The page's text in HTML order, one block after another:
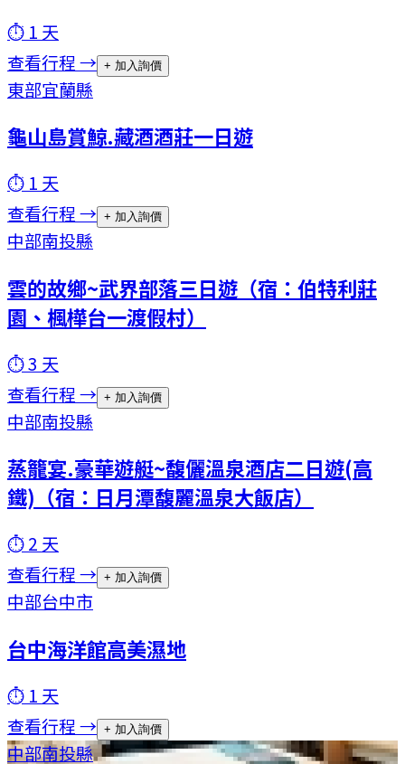
⏱ 1 天
查看行程 → + 加入詢價
東部宜蘭縣
龜山島賞鯨.藏酒酒莊一日遊
⏱ 1 天
查看行程 → + 加入詢價
中部南投縣
雲的故鄉~武界部落三日遊（宿：伯特利莊
園、楓樺台一渡假村）
⏱3 天
查看行程 → + 加入詢價
中部南投縣
蒸籠宴.豪華遊艇~馥儷溫泉酒店二日遊(高
鐵)（宿：日月潭馥麗溫泉大飯店）
⏱2 天
查看行程 → + 加入詢價
中部台中市
台中海洋館高美濕地
⏱ 1 天
查看行程 → + 加入詢價
中部南投縣